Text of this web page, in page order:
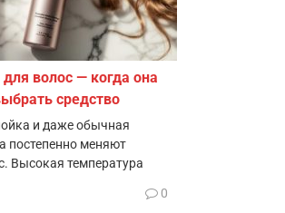
волос — когда она
средство
и даже обычная
постепенно меняют
Высокая температура
0